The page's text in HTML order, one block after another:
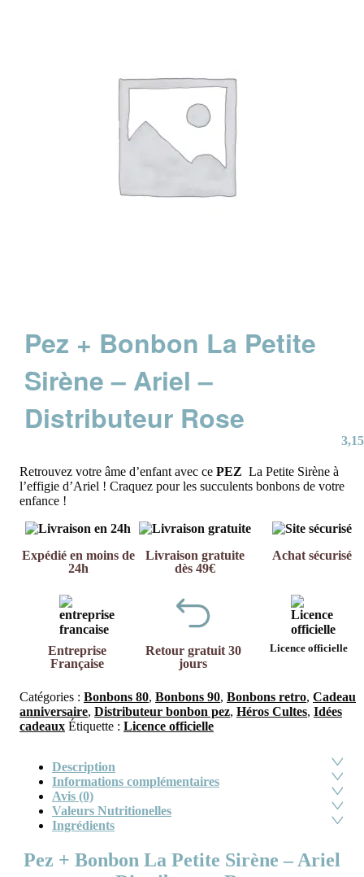
Pez + Bonbon La Petite
Sirène – Ariel –
Distributeur Rose
3,15
Retrouvez votre âme d’enfant avec ce PEZ La Petite Sirène à
l’effigie d’Ariel ! Craquez pour les succulents bonbons de votre
enfance !
Expédié en moins de
24h
Livraison gratuite
dès 49€
Achat sécurisé
Entreprise
Française
Retour gratuit 30
jours
Licence officielle
Catégories : Bonbons 80, Bonbons 90, Bonbons retro, Cadeau
anniversaire, Distributeur bonbon pez, Héros Cultes, Idées
cadeaux Étiquette : Licence officielle
Description
Informations complémentaires
Avis (0)
Valeurs Nutritionelles
Ingrédients
Pez + Bonbon La Petite Sirène – Ariel